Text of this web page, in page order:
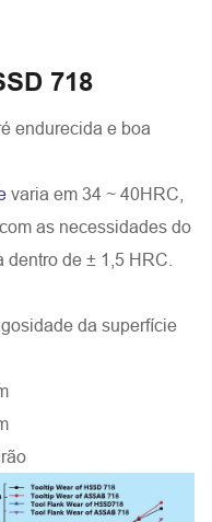
718
endurecida e boa
varia em 34 ~ 40HRC,
as necessidades do
de ± 1,5 HRC.
da superfície